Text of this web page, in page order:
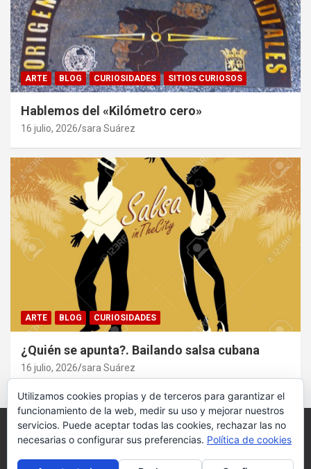
ARTE BLOG CURIOSIDADES SITIOS CURIOSOS
Hablemos del «Kilómetro cero»
16 julio, 2026 sara Suárez
ARTE BLOG CURIOSIDADES
¿Quién se apunta?. Bailando salsa cubana
16 julio, 2026 sara Suárez
Copyright ©2026Vivefeliz :) Tema por:Theme Horse
Utilizamos cookies propias y de terceros para garantizar el
funcionamiento de la web, medir su uso y mejorar nuestros
servicios. Puede aceptar todas las cookies, rechazar las no
necesarias o configurar sus preferencias. Política de cookies